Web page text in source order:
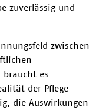
zuverlässig und
zwischen
braucht es
der Pflege
die Auswirkungen